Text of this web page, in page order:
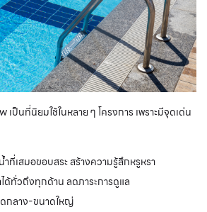
เป็นที่นิยมใช้ในหลาย ๆ โครงการ เพราะมีจุดเด่น
ที่เสมอขอบสระ สร้างความรู้สึกหรูหรา
ด้ทั่วถึงทุกด้าน ลดภาระการดูแล
ดกลาง-ขนาดใหญ่